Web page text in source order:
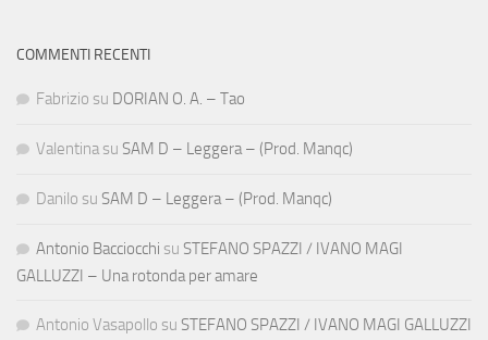
COMMENTI RECENTI
Fabrizio su DORIAN O. A. – Tao
Valentina su SAM D – Leggera – (Prod. Manqc)
Danilo su SAM D – Leggera – (Prod. Manqc)
Antonio Bacciocchi su STEFANO SPAZZI / IVANO MAGI
GALLUZZI – Una rotonda per amare
Antonio Vasapollo su STEFANO SPAZZI / IVANO MAGI GALLUZZI